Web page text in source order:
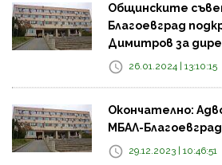
Общинските
Благоевград
Димитров за
26.01.2024 | 13:10:15
Окончателно:
МБАЛ-
29.12.2023 | 10:46:51